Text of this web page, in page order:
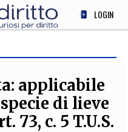
LOGIN
applicabile
di lieve
73, c. 5 T.U.S.